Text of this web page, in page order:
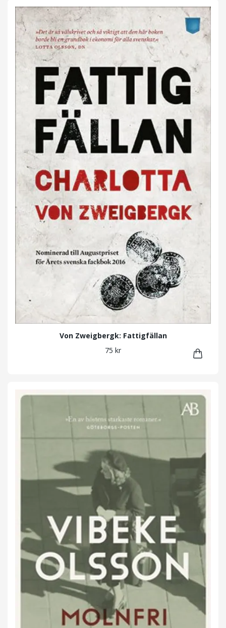
Von Zweigbergk: Fattigfällan
75 kr